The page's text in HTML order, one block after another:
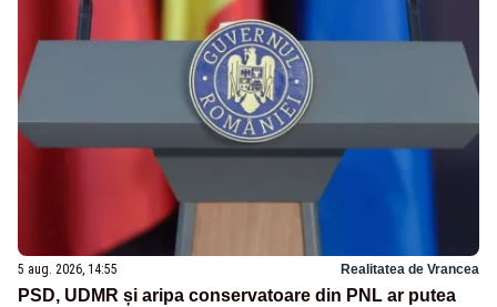
5 aug. 2026, 14:55 Realitatea de Vrancea
PSD, UDMR și aripa conservatoare din PNL ar putea